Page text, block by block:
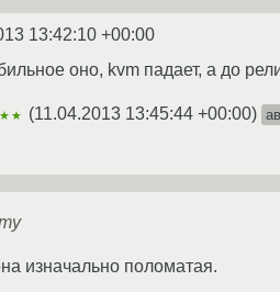
13:42:10 +00:00
оно, kvm падает, а до
(11.04.2013 13:45:44 +00:00)
изначально поломатая.